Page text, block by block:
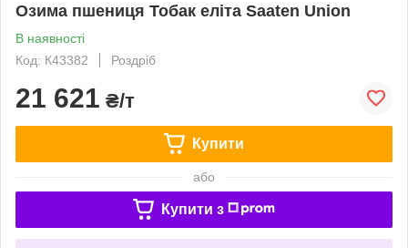
Озима пшениця Тобак еліта Saaten Union
В наявності
Код: К43382
Роздріб
21 621 ₴/т
Купити
або
Купити з